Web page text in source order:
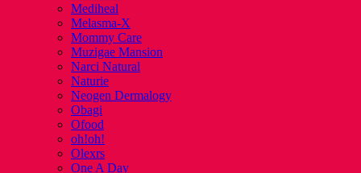
Mediheal
Melasma-X
Mommy Care
Muzigae Mansion
Narci Natural
Naturie
Neogen Dermalogy
Obagi
Ofood
oh!oh!
Olexrs
One A Day